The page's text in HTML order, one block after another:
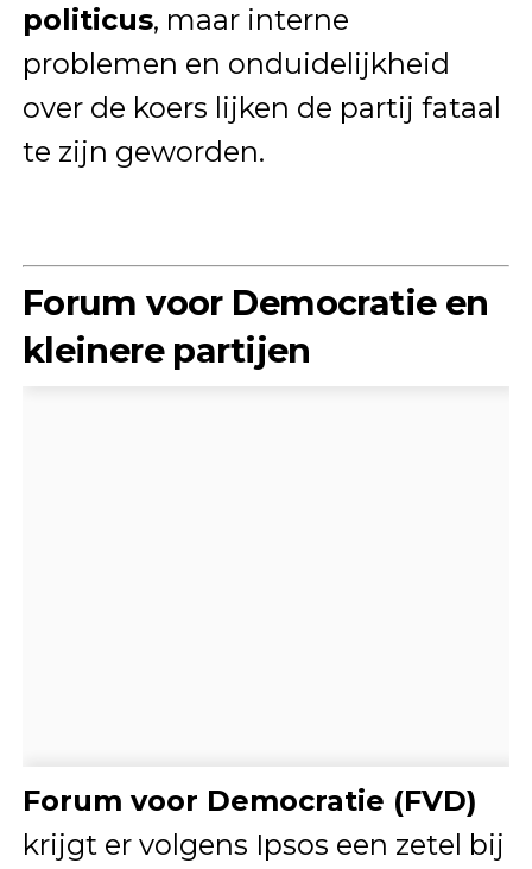
politicus, maar interne
problemen en onduidelijkheid
over de koers lijken de partij fataal
te zijn geworden.
Forum voor Democratie en
kleinere partijen
Forum voor Democratie (FVD)
krijgt er volgens Ipsos een zetel bij